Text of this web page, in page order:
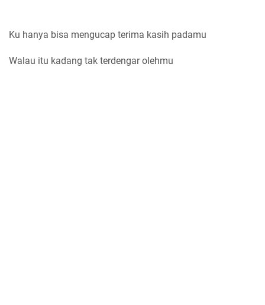
Ku hanya bisa mengucap terima kasih padamu
Walau itu kadang tak terdengar olehmu